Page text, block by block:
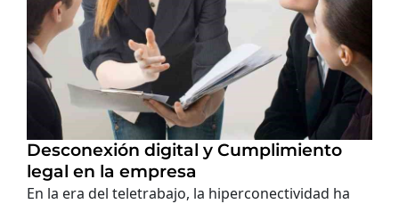
Desconexión digital y Cumplimiento
legal en la empresa
En la era del teletrabajo, la hiperconectividad ha